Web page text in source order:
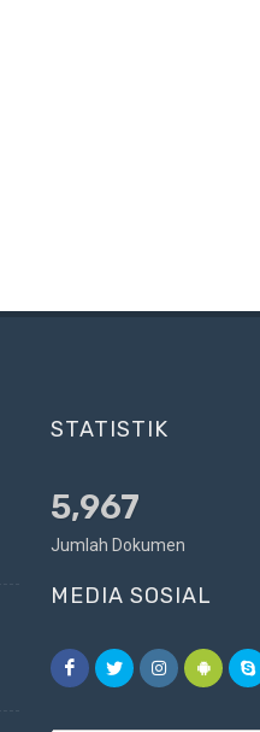
STATISTIK
6,864
Jumlah Dokumen
MEDIA SOSIAL